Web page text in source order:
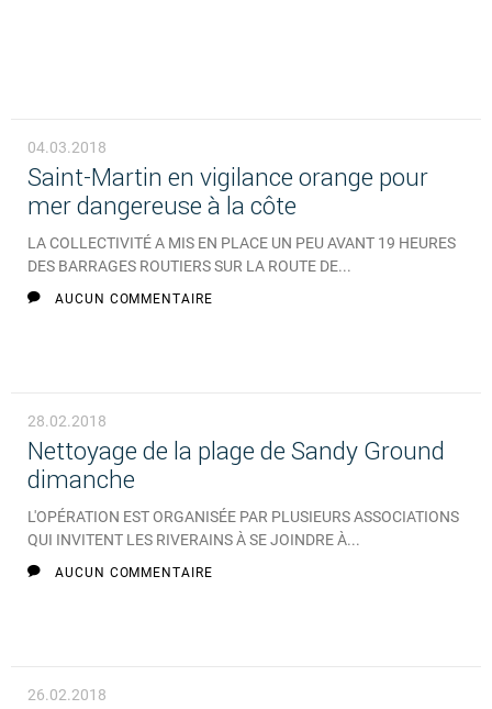
04.03.2018
Saint-Martin en vigilance orange pour
mer dangereuse à la côte
LA COLLECTIVITÉ A MIS EN PLACE UN PEU AVANT 19 HEURES
DES BARRAGES ROUTIERS SUR LA ROUTE DE...
AUCUN COMMENTAIRE
28.02.2018
Nettoyage de la plage de Sandy Ground
dimanche
L'OPÉRATION EST ORGANISÉE PAR PLUSIEURS ASSOCIATIONS
QUI INVITENT LES RIVERAINS À SE JOINDRE À...
AUCUN COMMENTAIRE
26.02.2018